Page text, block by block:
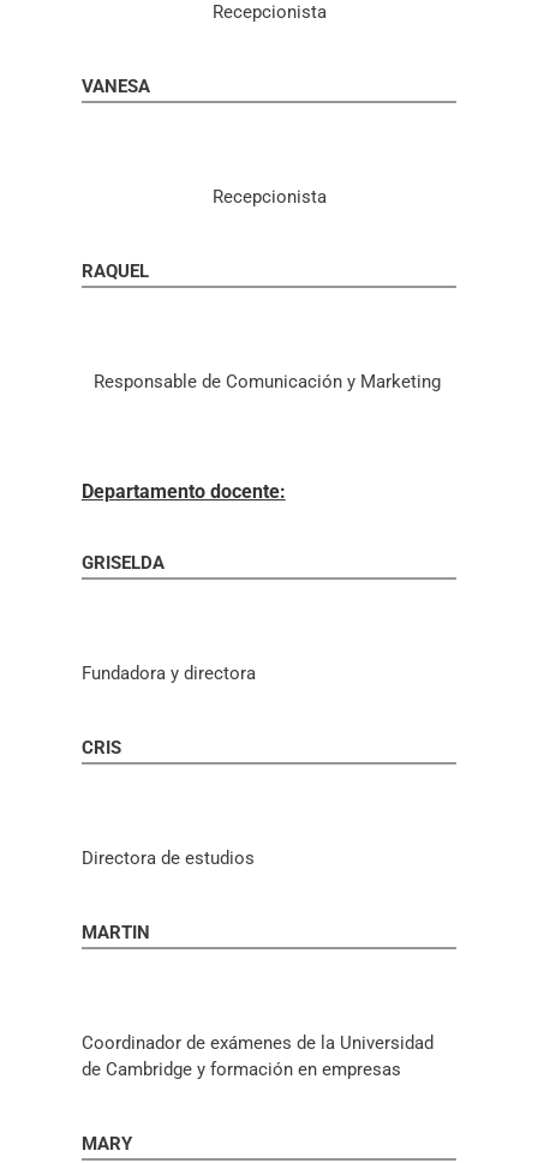
Recepcionista
VANESA
Recepcionista
RAQUEL
Responsable de Comunicación y Marketing
Departamento docente:
GRISELDA
Fundadora y directora
CRIS
Directora de estudios
MARTIN
Coordinador de exámenes de la Universidad
de Cambridge y formación en empresas
MARY